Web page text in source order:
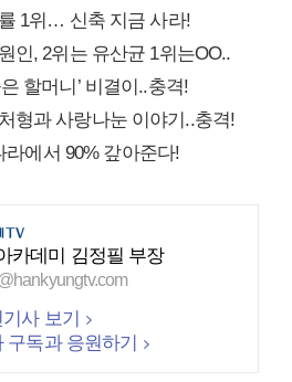
1위… 신축 지금 사라!
인, 2위는 유산균 1위는OO..
할머니’ 비결이..충격!
형과 사랑나눈 이야기..충격!
라에서 90% 갚아준다!
카데미 김정필 부장
사 보기
구독과 응원하기